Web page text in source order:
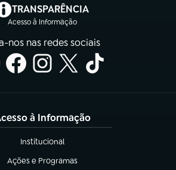
TRANSPARÊNCIA
Acesso à Informação
(abre em nova aba)
nos nas redes sociais
à Informação
Institucional
(abre em nova aba)
Ações e Programas
(abre em nova aba)